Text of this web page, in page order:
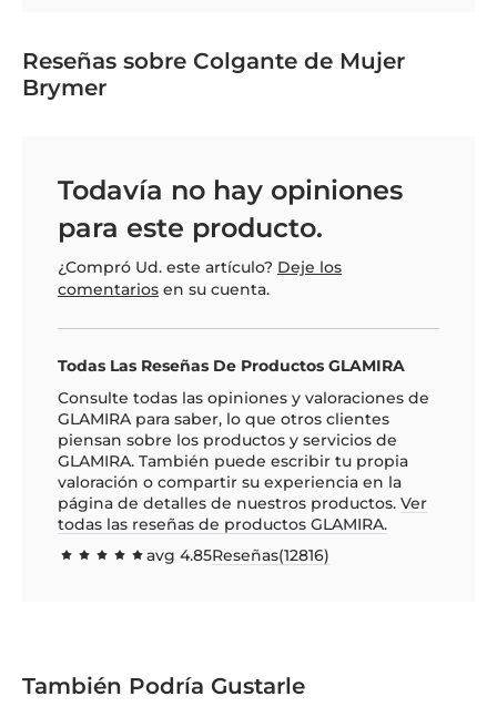
Reseñas sobre Colgante de Mujer
Brymer
Todavía no hay opiniones
para este producto.
¿Compró Ud. este artículo? Deje los
comentarios en su cuenta.
Todas Las Reseñas De Productos GLAMIRA
Consulte todas las opiniones y valoraciones de
GLAMIRA para saber, lo que otros clientes
piensan sobre los productos y servicios de
GLAMIRA. También puede escribir tu propia
valoración o compartir su experiencia en la
página de detalles de nuestros productos. Ver
todas las reseñas de productos GLAMIRA.
avg 4.85Reseñas(12816)
También Podría Gustarle